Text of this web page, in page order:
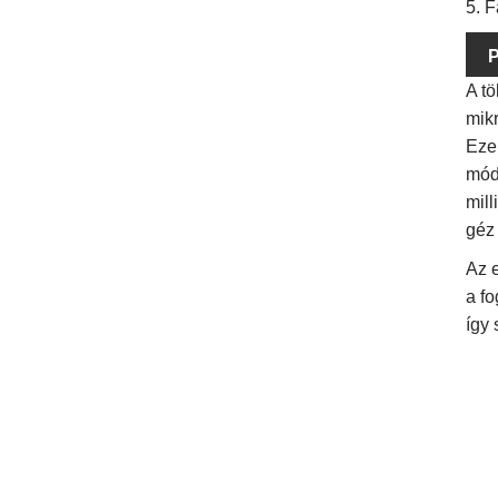
5.
A
géz
Az
a
így